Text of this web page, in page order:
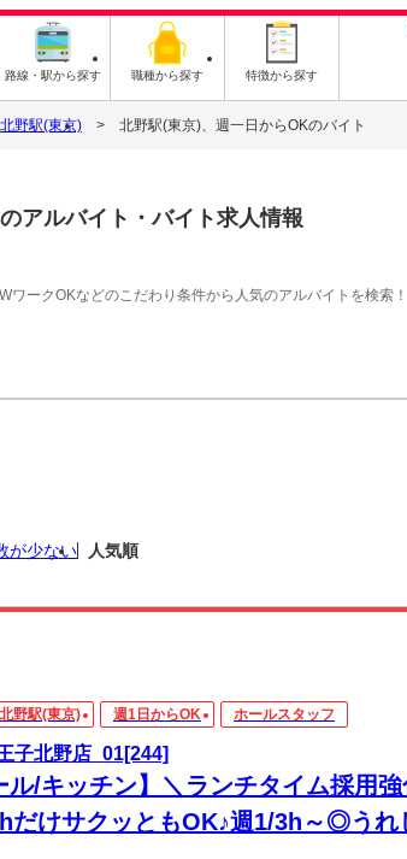
路線・駅から探す 職種から探す 特徴から探す
北野駅(東京) 北野駅(東京)、週一日からOKのバイト
のアルバイト・バイト求人情報
ークOKなどのこだわり条件から人気のアルバイトを検索！
が少ない 人気順
北野駅(東京) 週1日からOK ホールスタッフ
子北野店_01[244]
ル/キッチン】＼ランチタイム採用
だけサクッともOK♪週1/3h～◎うれ